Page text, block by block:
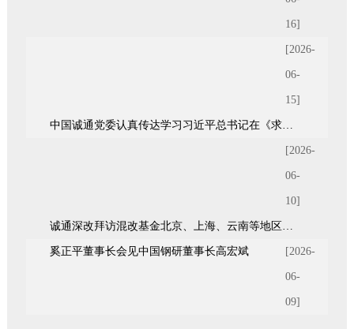
16]
[2026-
06-
15]
中国诚通党委认真传达学习习近平总书记在《求是》杂志发表的重要文章《前瞻布局和发展未来产业》
[2026-
06-
10]
诚通深改拜访混改基金北京、上海、云南等地区7家股东单位
[2026-
06-
09]
奚正平董事长会见中国钢研董事长高宏斌